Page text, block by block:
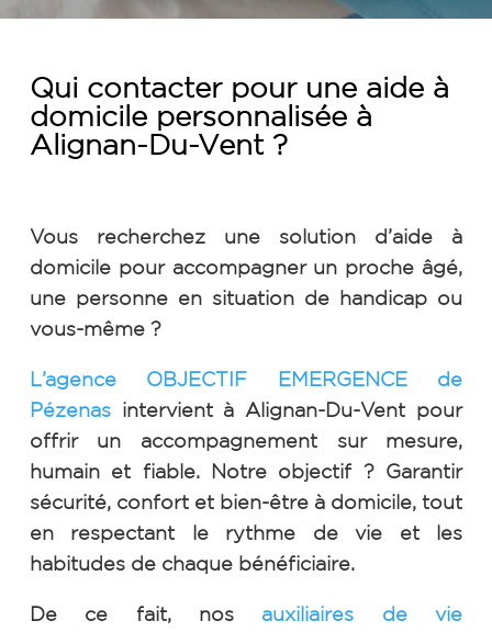
Qui contacter pour une aide à
domicile personnalisée à
Alignan-Du-Vent ?
Vous recherchez une solution d’aide à
domicile pour accompagner un proche âgé,
une personne en situation de handicap ou
vous-même ?
L’agence OBJECTIF EMERGENCE de
Pézenasintervient à Alignan-Du-Vent pour
offrir un accompagnement sur mesure,
humain et fiable. Notre objectif ? Garantir
sécurité, confort et bien-être à domicile, tout
en respectant le rythme de vie et les
habitudes de chaque bénéficiaire.
De ce fait, nos auxiliaires de vie